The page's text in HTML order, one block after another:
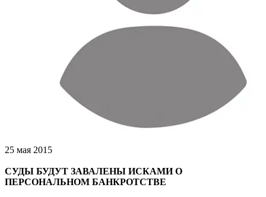
25 мая 2015
СУДЫ БУДУТ ЗАВАЛЕНЫ ИСКАМИ О
ПЕРСОНАЛЬНОМ БАНКРОТСТВЕ